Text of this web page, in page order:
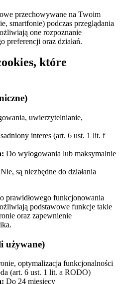
przechowywane na Twoim
smartfonie) podczas przeglądania
one rozpoznanie
preferencji oraz działań.
które
uwierzytelnianie,
interes (art. 6 ust. 1 lit. f
Do wylogowania lub maksymalnie
Nie, są niezbędne do działania
prawidłowego funkcjonowania
podstawowe funkcje takie
oraz zapewnienie
używane)
optymalizacja funkcjonalności
(art. 6 ust. 1 lit. a RODO)
Do 24 miesięcy